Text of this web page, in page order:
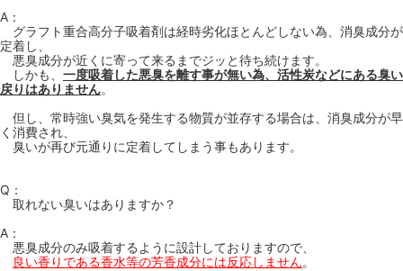
A：
グラフト重合高分子吸着剤は経時劣化ほとんどしない為、消臭成分が
定着し、
悪臭成分が近くに寄って来るまでジッと待ち続けます。
しかも、 一度吸着した悪臭を離す事が無い為、活性炭などにある臭い
戻りはありません。
但し、常時強い臭気を発生する物質が並存する場合は、消臭成分が早
く消費され、
臭いが再び元通りに定着してしまう事もあります。
Q：
取れない臭いはありますか？
A：
悪臭成分のみ吸着するように設計しておりますので、
良い香りである香水等の芳香成分には反応しません。